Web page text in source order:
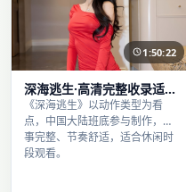
1:50:22
深海逃生·高清完整收录适合
周末一口气刷完
《深海逃生》以动作类型为看
点，中国大陆班底参与制作，叙
事完整、节奏舒适，适合休闲时
段观看。